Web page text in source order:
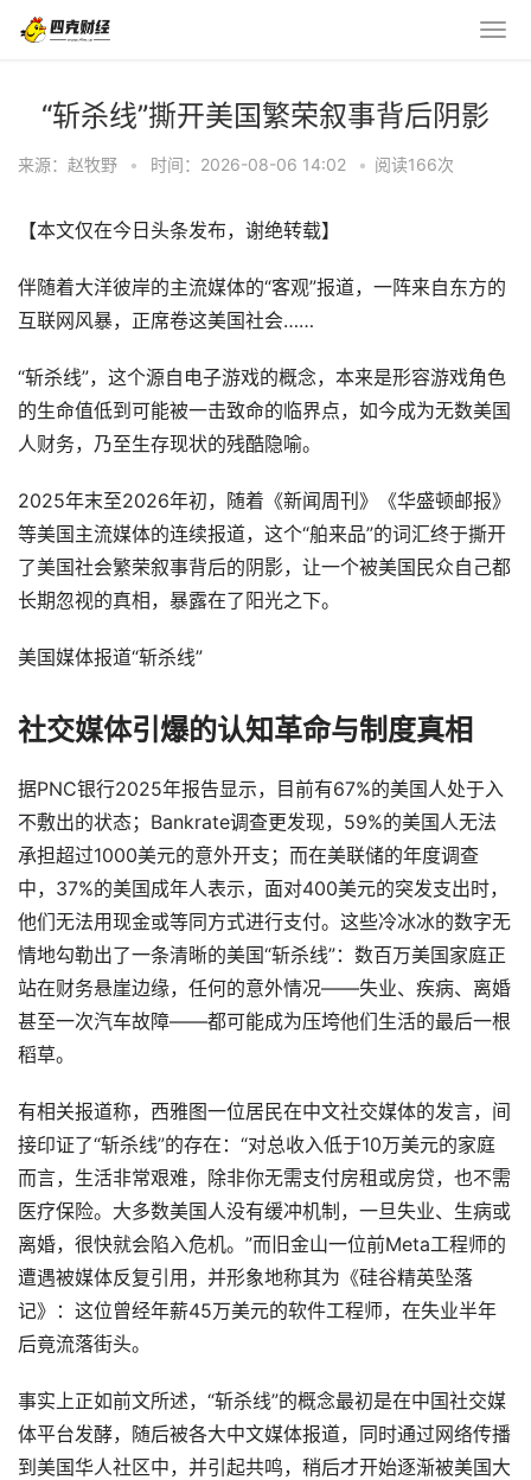
“斩杀线”撕开美国繁荣叙事背后阴影
来源：赵牧野 • 时间：2026-08-06 14:02 • 阅读166次
【本文仅在今日头条发布，谢绝转载】
伴随着大洋彼岸的主流媒体的“客观”报道，一阵来自东方的
互联网风暴，正席卷这美国社会……
“斩杀线”，这个源自电子游戏的概念，本来是形容游戏角色
的生命值低到可能被一击致命的临界点，如今成为无数美国
人财务，乃至生存现状的残酷隐喻。
2025年末至2026年初，随着《新闻周刊》《华盛顿邮报》
等美国主流媒体的连续报道，这个“舶来品”的词汇终于撕开
了美国社会繁荣叙事背后的阴影，让一个被美国民众自己都
长期忽视的真相，暴露在了阳光之下。
美国媒体报道“斩杀线”
社交媒体引爆的认知革命与制度真相
据PNC银行2025年报告显示，目前有67%的美国人处于入
不敷出的状态；Bankrate调查更发现，59%的美国人无法
承担超过1000美元的意外开支；而在美联储的年度调查
中，37%的美国成年人表示，面对400美元的突发支出时，
他们无法用现金或等同方式进行支付。这些冷冰冰的数字无
情地勾勒出了一条清晰的美国“斩杀线”：数百万美国家庭正
站在财务悬崖边缘，任何的意外情况——失业、疾病、离婚
甚至一次汽车故障——都可能成为压垮他们生活的最后一根
稻草。
有相关报道称，西雅图一位居民在中文社交媒体的发言，间
接印证了“斩杀线”的存在：“对总收入低于10万美元的家庭
而言，生活非常艰难，除非你无需支付房租或房贷，也不需
医疗保险。大多数美国人没有缓冲机制，一旦失业、生病或
离婚，很快就会陷入危机。”而旧金山一位前Meta工程师的
遭遇被媒体反复引用，并形象地称其为《硅谷精英坠落
记》：这位曾经年薪45万美元的软件工程师，在失业半年
后竟流落街头。
事实上正如前文所述，“斩杀线”的概念最初是在中国社交媒
体平台发酵，随后被各大中文媒体报道，同时通过网络传播
到美国华人社区中，并引起共鸣，稍后才开始逐渐被美国大